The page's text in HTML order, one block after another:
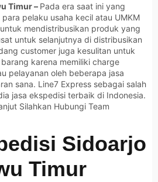
Timur – Pada era saat ini yang
pelaku usaha kecil atau UMKM
mendistribusikan produk yang
untuk selanjutnya di distribusikan
customer juga kesulitan untuk
karena memiliki charge
pelayanan oleh beberapa jasa
sana. Line7 Express sebagai salah
jasa ekspedisi terbaik di Indonesia.
Silahkan Hubungi Team
Sidoarjo
Timur